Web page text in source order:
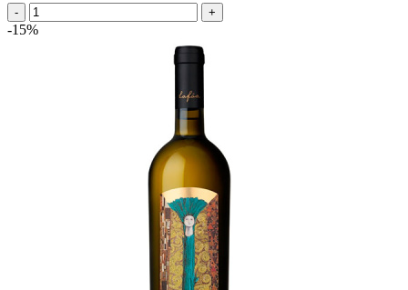
- +
-15%